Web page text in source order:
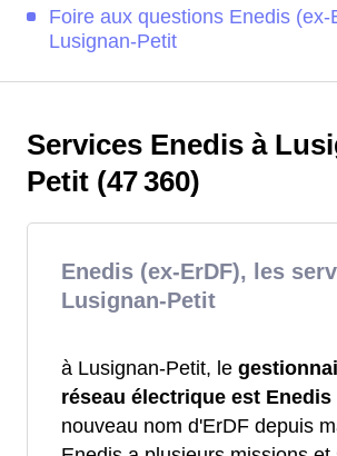
Foire aux questions Enedis (ex-
Lusignan-Petit
Services Enedis à
Petit (47 360)
Enedis (ex-ErDF), les
Lusignan-Petit
à Lusignan-Petit, le
réseau électrique est Enedis
nouveau nom d'ErDF depuis